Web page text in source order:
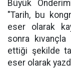
Büyük
"Tarih, bu
eser olarak
sonra
ettiği şekilde
eser olarak